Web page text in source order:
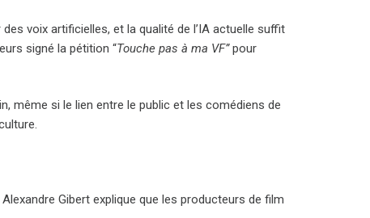
voix artificielles, et la qualité de l’IA actuelle suffit
signé la pétition “Touche pas à ma VF”pour
même si le lien entre le public et les comédiens de
Gibert explique que les producteurs de film